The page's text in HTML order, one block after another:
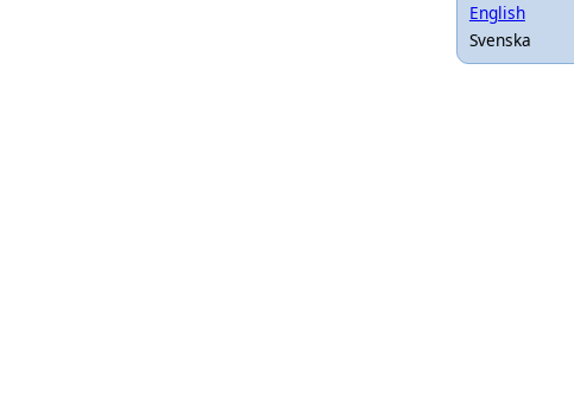
English
Svenska